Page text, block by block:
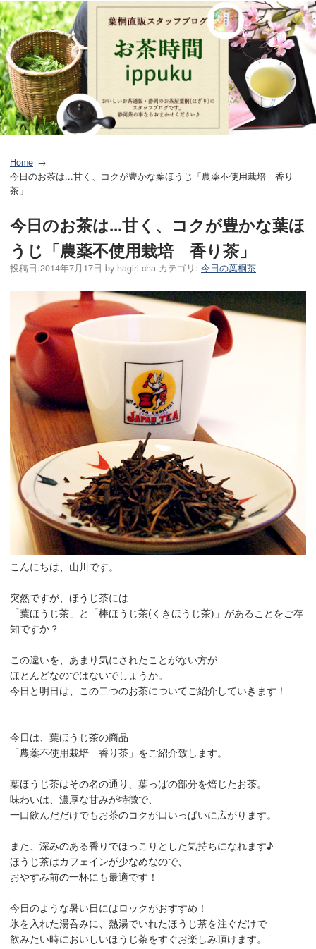
Home
今日のお茶は...甘く、コクが豊かな葉ほうじ「農薬不使用栽培 香り
茶」
今日のお茶は...甘く、コクが豊かな葉ほ
うじ「農薬不使用栽培 香り茶」
投稿日:2014年7月17日 by hagiri-cha カテゴリ: 今日の葉桐茶
こんにちは、山川です。
突然ですが、ほうじ茶には
「葉ほうじ茶」と「棒ほうじ茶(くきほうじ茶)」があることをご存
知ですか？
この違いを、あまり気にされたことがない方が
ほとんどなのではないでしょうか。
今日と明日は、この二つのお茶についてご紹介していきます！
今日は、葉ほうじ茶の商品
「農薬不使用栽培 香り茶」をご紹介致します。
葉ほうじ茶はその名の通り、葉っぱの部分を焙じたお茶。
味わいは、濃厚な甘みが特徴で、
一口飲んだだけでもお茶のコクが口いっぱいに広がります。
また、深みのある香りでほっこりとした気持ちになれます♪
ほうじ茶はカフェインが少なめなので、
おやすみ前の一杯にも最適です！
今日のような暑い日にはロックがおすすめ！
氷を入れた湯呑みに、熱湯でいれたほうじ茶を注ぐだけで
飲みたい時においしいほうじ茶をすぐお楽しみ頂けます。